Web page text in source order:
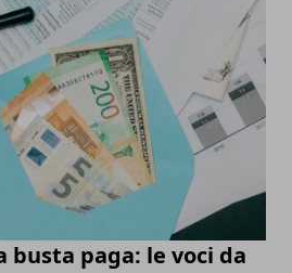
busta paga: le voci da